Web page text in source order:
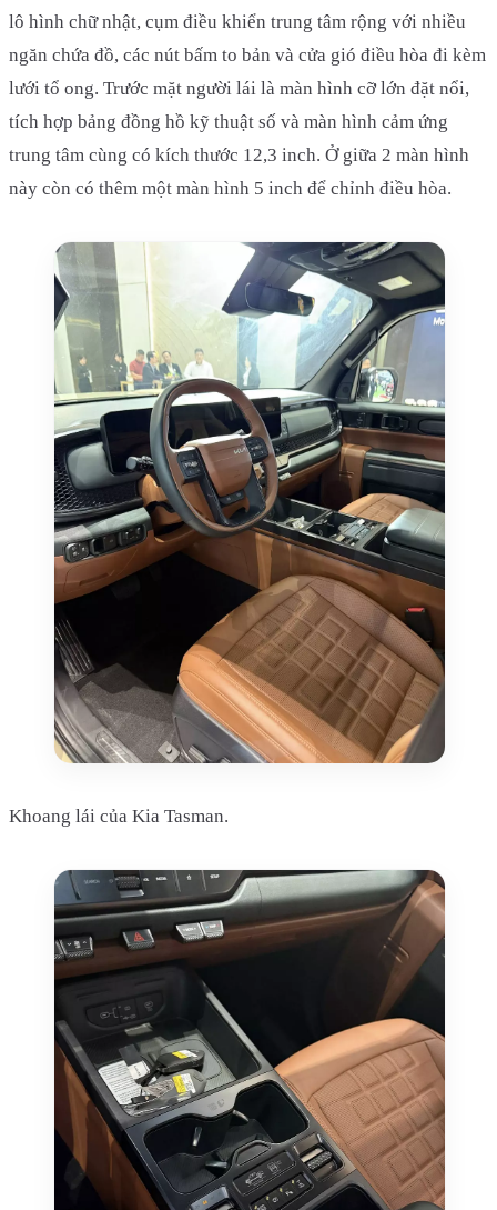
lô hình chữ nhật, cụm điều khiển trung tâm rộng với nhiều
ngăn chứa đồ, các nút bấm to bản và cửa gió điều hòa đi kèm
lưới tổ ong. Trước mặt người lái là màn hình cỡ lớn đặt nổi,
tích hợp bảng đồng hồ kỹ thuật số và màn hình cảm ứng
trung tâm cùng có kích thước 12,3 inch. Ở giữa 2 màn hình
này còn có thêm một màn hình 5 inch để chỉnh điều hòa.
Khoang lái của Kia Tasman.